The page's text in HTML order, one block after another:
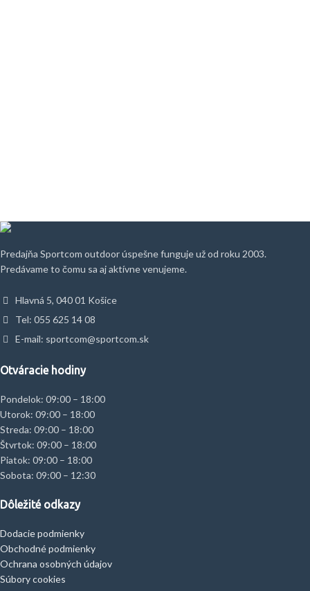
Predajňa Sportcom outdoor úspešne funguje už od roku 2003.
Predávame to čomu sa aj aktívne venujeme.
Hlavná 5, 040 01 Košice
Tel: 055 625 14 08
E-mail: sportcom@sportcom.sk
Otváracie hodiny
Pondelok: 09:00 – 18:00
Utorok: 09:00 – 18:00
Streda: 09:00 – 18:00
Štvrtok: 09:00 – 18:00
Piatok: 09:00 – 18:00
Sobota: 09:00 – 12:30
Dôležité odkazy
Dodacie podmienky
Obchodné podmienky
Ochrana osobných údajov
Súbory cookies